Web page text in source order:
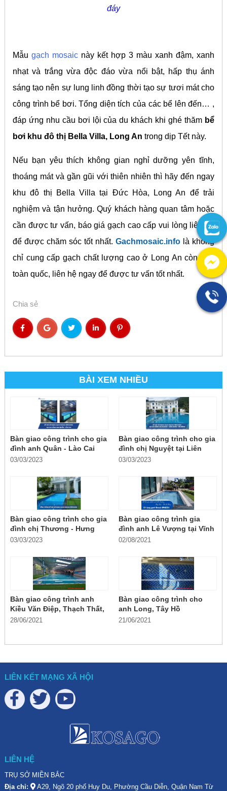
đáy
Mẫu gạch mosaicnày kết hợp 3 màu xanh đậm, xanh
nhạt và trắng vừa độc đáo vừa nổi bật, hấp thụ ánh
sáng tạo nên sự lung linh đồng thời tạo sự tươi mát cho
công trình bể bơi.Tổng diện tích của các bể lên đến… ,
đáp ứng nhu cầu bơi lội của du khách khi ghé thăm bể
bơi khu đô thị Bella Villa, Long An trong dịp Tết này.
Nếu bạn yêu thích không gian nghỉ dưỡng yên tĩnh,
thoáng mát và gần gũi với thiên nhiên thì hãy đến ngay
khu đô thị Bella Villa tại Đức Hòa, Long An để trải
nghiệm và tận hưởng. Quý khách hàng quan tâm hoặc
cần được tư vấn, báo giá gạch cao cấp vui lòng liên hệ
để được chăm sóc tốt nhất.Gachmosaic.info là không
chỉ cung cấp gạch chất lượng cao ở Long An còn trên
toàn quốc, liên hệ ngay để được tư vấn tốt nhất.
Chia sẻ
BÀI XEM NHIỀU
Bàn giao công trình cho gia
đình anh Quân - Lào Cai
03/03/2023
Bàn giao công trình cho gia
đình chị Nguyệt tại Liên
Chiểu, Đà Nẵng
03/03/2023
Bàn giao công trình cho gia
đình chị Thương - Hưng
Yên
03/03/2023
Bàn giao công trình gia
đình anh Lê Vượng tại Vĩnh
Phúc
02/08/2021
Bàn giao công trình anh
Kiều Văn Điệp, Thạch Thất,
Hà Nội
28/06/2021
Bàn giao công trình cho
anh Long, Tây Hồ
21/06/2021
LIÊN KẾT MẠNG XÃ HỘI
LIÊN HỆ
TRỤ SỞ MIỀN BẮC
Địa chỉ:
A29, Ngõ 20 phố Huy Du, Phường Cầu Diễn, Quận Nam Từ